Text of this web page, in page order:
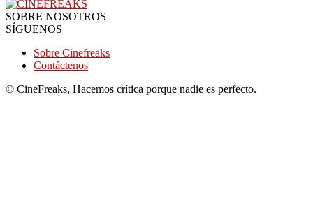
SOBRE NOSOTROS
SÍGUENOS
Sobre Cinefreaks
Contáctenos
© CineFreaks, Hacemos crítica porque nadie es perfecto.